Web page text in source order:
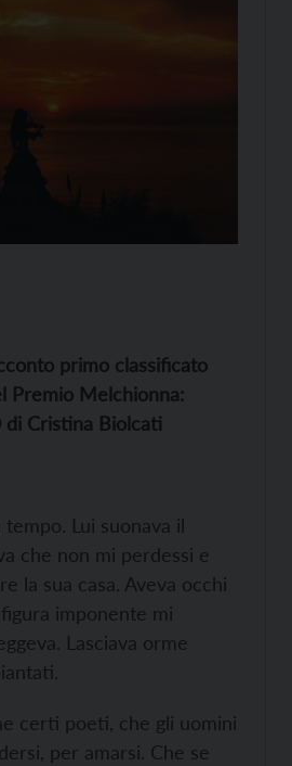
primo classificato
Premio Melchionna:
di Cristina Biolcati
Lui suonava il
che non mi perdessi e
la sua casa. Aveva occhi
imponente mi
Lasciava orme
certi poeti, che gli uomini
per amarsi. Che se